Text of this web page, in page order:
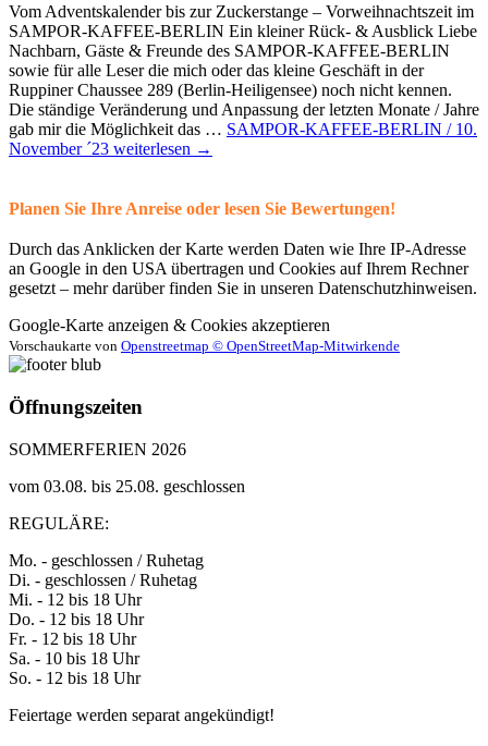
Vom Adventskalender bis zur Zuckerstange – Vorweihnachtszeit im
SAMPOR-KAFFEE-BERLIN Ein kleiner Rück- & Ausblick Liebe
Nachbarn, Gäste & Freunde des SAMPOR-KAFFEE-BERLIN
sowie für alle Leser die mich oder das kleine Geschäft in der
Ruppiner Chaussee 289 (Berlin-Heiligensee) noch nicht kennen.
Die ständige Veränderung und Anpassung der letzten Monate / Jahre
gab mir die Möglichkeit das … SAMPOR-KAFFEE-BERLIN / 10.
November ´23 weiterlesen →
Planen Sie Ihre Anreise oder lesen Sie Bewertungen!
Durch das Anklicken der Karte werden Daten wie Ihre IP-Adresse
an Google in den USA übertragen und Cookies auf Ihrem Rechner
gesetzt – mehr darüber finden Sie in unseren Datenschutzhinweisen.
Google-Karte anzeigen & Cookies akzeptieren
Vorschaukarte von Openstreetmap © OpenStreetMap-Mitwirkende
Öffnungszeiten
SOMMERFERIEN 2026
vom 03.08. bis 25.08. geschlossen
REGULÄRE:
Mo. - geschlossen / Ruhetag
Di. - geschlossen / Ruhetag
Mi. - 12 bis 18 Uhr
Do. - 12 bis 18 Uhr
Fr. - 12 bis 18 Uhr
Sa. - 10 bis 18 Uhr
So. - 12 bis 18 Uhr
Feiertage werden separat angekündigt!